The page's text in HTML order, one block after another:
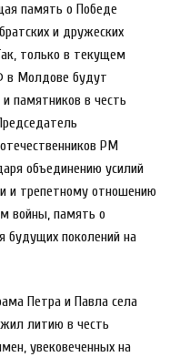
память о Победе
и дружеских
только в текущем
в Молдове будут
и памятников в честь
РМ
объединению усилий
и трепетному отношению
войны, память о
будущих поколений на
Петра и Павла села
литию в честь
увековеченных на